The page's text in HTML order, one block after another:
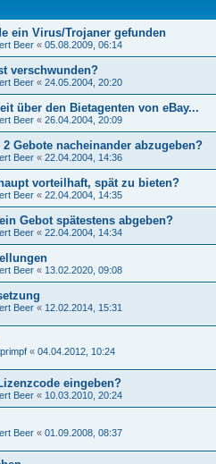
ein Virus/Trojaner gefunden
Beer « 05.08.2009, 06:14
verschwunden?
Beer « 24.05.2004, 20:20
über den Bietagenten von eBay...
Beer « 26.04.2004, 20:09
2 Gebote nacheinander abzugeben?
Beer « 22.04.2004, 14:36
vorteilhaft, spät zu bieten?
Beer « 22.04.2004, 14:35
Gebot spätestens abgeben?
Beer « 22.04.2004, 14:34
Beer « 13.02.2020, 09:08
Beer « 12.02.2014, 15:31
« 04.04.2012, 10:24
eingeben?
Beer « 10.03.2010, 20:24
Beer « 01.09.2008, 08:37